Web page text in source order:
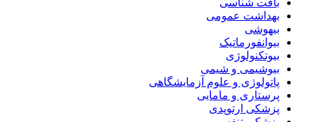
بهداشت عمومی
بیهوشی
بیوانفورماتیک
بیوتکنولوژی
بیوشیمی و شیمی
پاتولوژی و علوم آزمایشگاهی
پرستاری و مامایی
پزشکی ارتوپدی